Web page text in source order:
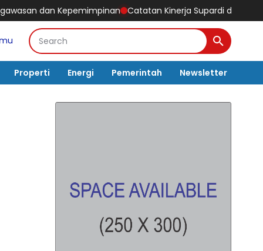
Catatan Kinerja Supardi di Kaltim, Kini Dipercaya
Properti Energi Pemerintah Newsletter